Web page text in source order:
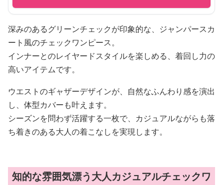
深みのあるグリーンチェックが印象的な、ジャンパースカ
ート風のチェックワンピース。
インナーとのレイヤードスタイルを楽しめる、着回し力の
高いアイテムです。
ウエストのギャザーデザインが、自然なふんわり感を演出
し、体型カバーも叶えます。
シーズンを問わず活躍する一枚で、カジュアルながらも落
ち着きのある大人の着こなしを実現します。
知的な雰囲気漂う大人カジュアルチェックワ